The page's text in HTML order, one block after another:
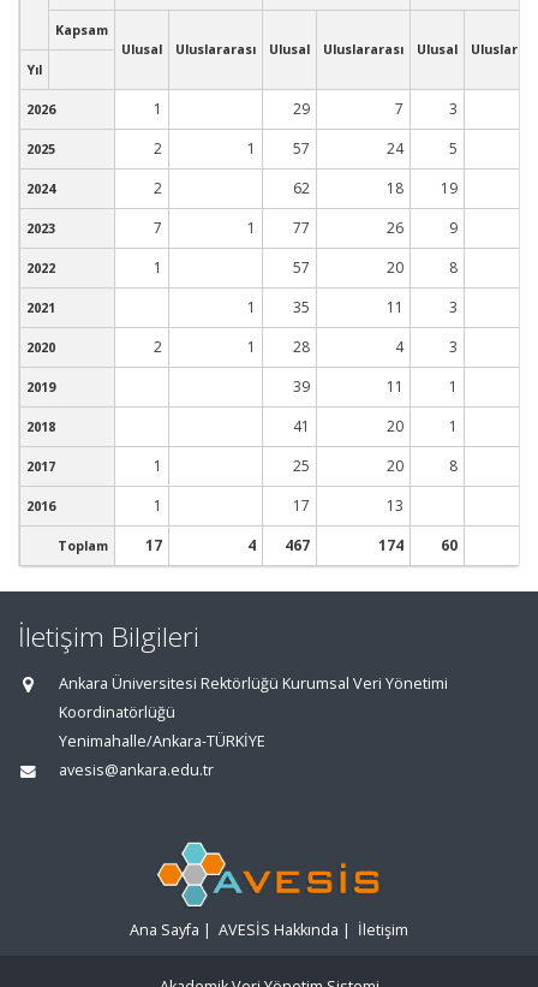
Kapsam
Ulusal
Uluslararası Ulusal Uluslararası Ulusal
Yıl
2026 1 29 7 3
2025 2 1 57 24 5
2024 2 62 18 19
2023 7 1 77 26 9
2022 1 57 20 8
2021 1 35 11 3
2020 2 1 28 4 3
2019 39 11 1
2018 41 20 1
2017 1 25 20 8
2016 1 17 13
Toplam 17 4 467 174 60
İletişim Bilgileri
Ankara Üniversitesi Rektörlüğü Kurumsal Veri Yönetimi
Koordinatörlüğü
Yenimahalle/Ankara-TÜRKİYE
avesis@ankara.edu.tr
Ana Sayfa | AVESİS Hakkında | İletişim